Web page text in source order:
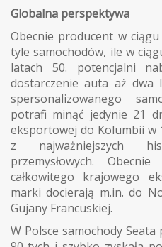
Globalna perspektywa
Obecnie producent w
tyle samochodów, ile w
latach 50. potencjalni
dostarczenie auta aż dwa
spersonalizowanego
potrafi minąć jedynie 21
eksportowej do Kolumbii w
z najważniejszych
przemysłowych.
całkowitego krajowego
marki docierają m.in. do
Gujany Francuskiej.
W Polsce samochody